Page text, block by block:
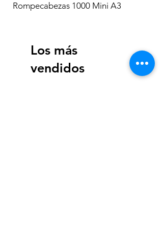
Rompecabezas 1000 Mini A3
Los más
vendidos